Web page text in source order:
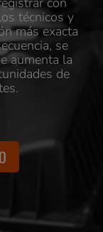
técnicos y
más exacta
se
aumenta la
de